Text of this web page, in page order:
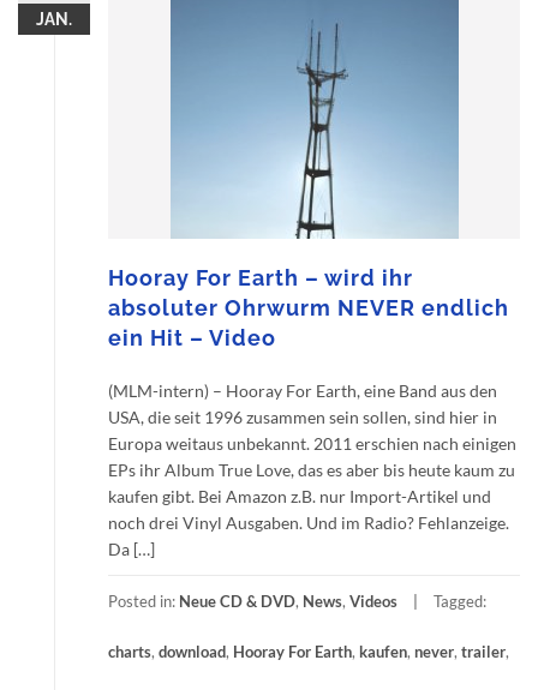
JAN.
Hooray For Earth – wird ihr
absoluter Ohrwurm NEVER endlich
ein Hit – Video
(MLM-intern) – Hooray For Earth, eine Band aus den
USA, die seit 1996 zusammen sein sollen, sind hier in
Europa weitaus unbekannt. 2011 erschien nach einigen
EPs ihr Album True Love, das es aber bis heute kaum zu
kaufen gibt. Bei Amazon z.B. nur Import-Artikel und
noch drei Vinyl Ausgaben. Und im Radio? Fehlanzeige.
Da […]
Posted in: Neue CD & DVD, News, Videos Tagged:
charts, download, Hooray For Earth, kaufen, never, trailer,